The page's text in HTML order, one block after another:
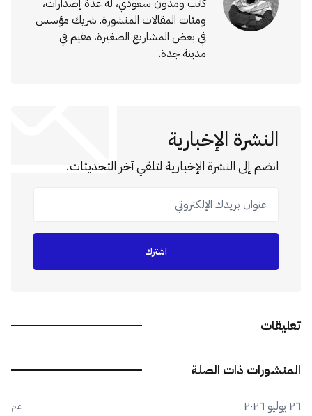
كاتب ومدون سعودي، له عدة إصدارات،
ومئات المقالات المنشورة. شريك مؤسس
في بعض المشاريع الصغيرة، مقيم في
مدينة جدة.
النشرة الإخبارية
انضم إلى النشرة الإخبارية لتلقي آخر التحديثات.
عنوان بريدك الإلكتروني
اشترك
تعليقات
المنشورات ذات الصلة
٢٦ يوليو ٢٠٢٦ عام